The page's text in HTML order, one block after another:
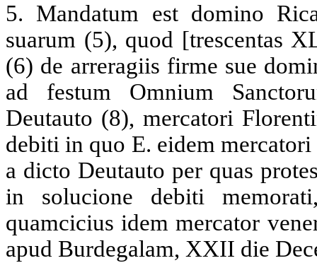
5. Mandatum est domino
suarum (5), quod [trescentas
(6) de arreragiis firme sue
ad festum Omnium
Deutauto (8), mercatori
debiti in quo E. eidem
a dicto Deutauto per quas
in solucione debiti
quamcicius idem mercator
apud Burdegalam, XXII die